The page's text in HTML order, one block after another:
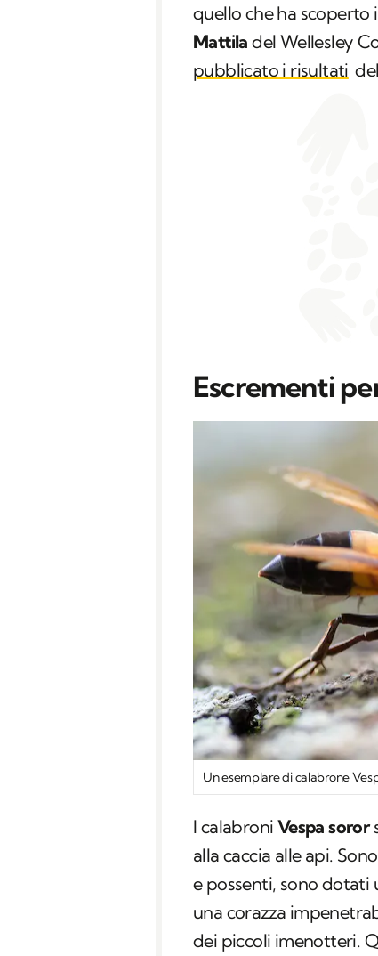
quello che ha
Mattila del Wellesley
pubblicato i risultati
Escrementi
Un esemplare di calabrone
I calabroni Vespa soror
alla caccia alle api.
e possenti, sono dotati
una corazza
dei piccoli imenotteri.